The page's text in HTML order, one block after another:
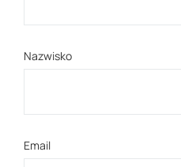
Nazwisko
Email